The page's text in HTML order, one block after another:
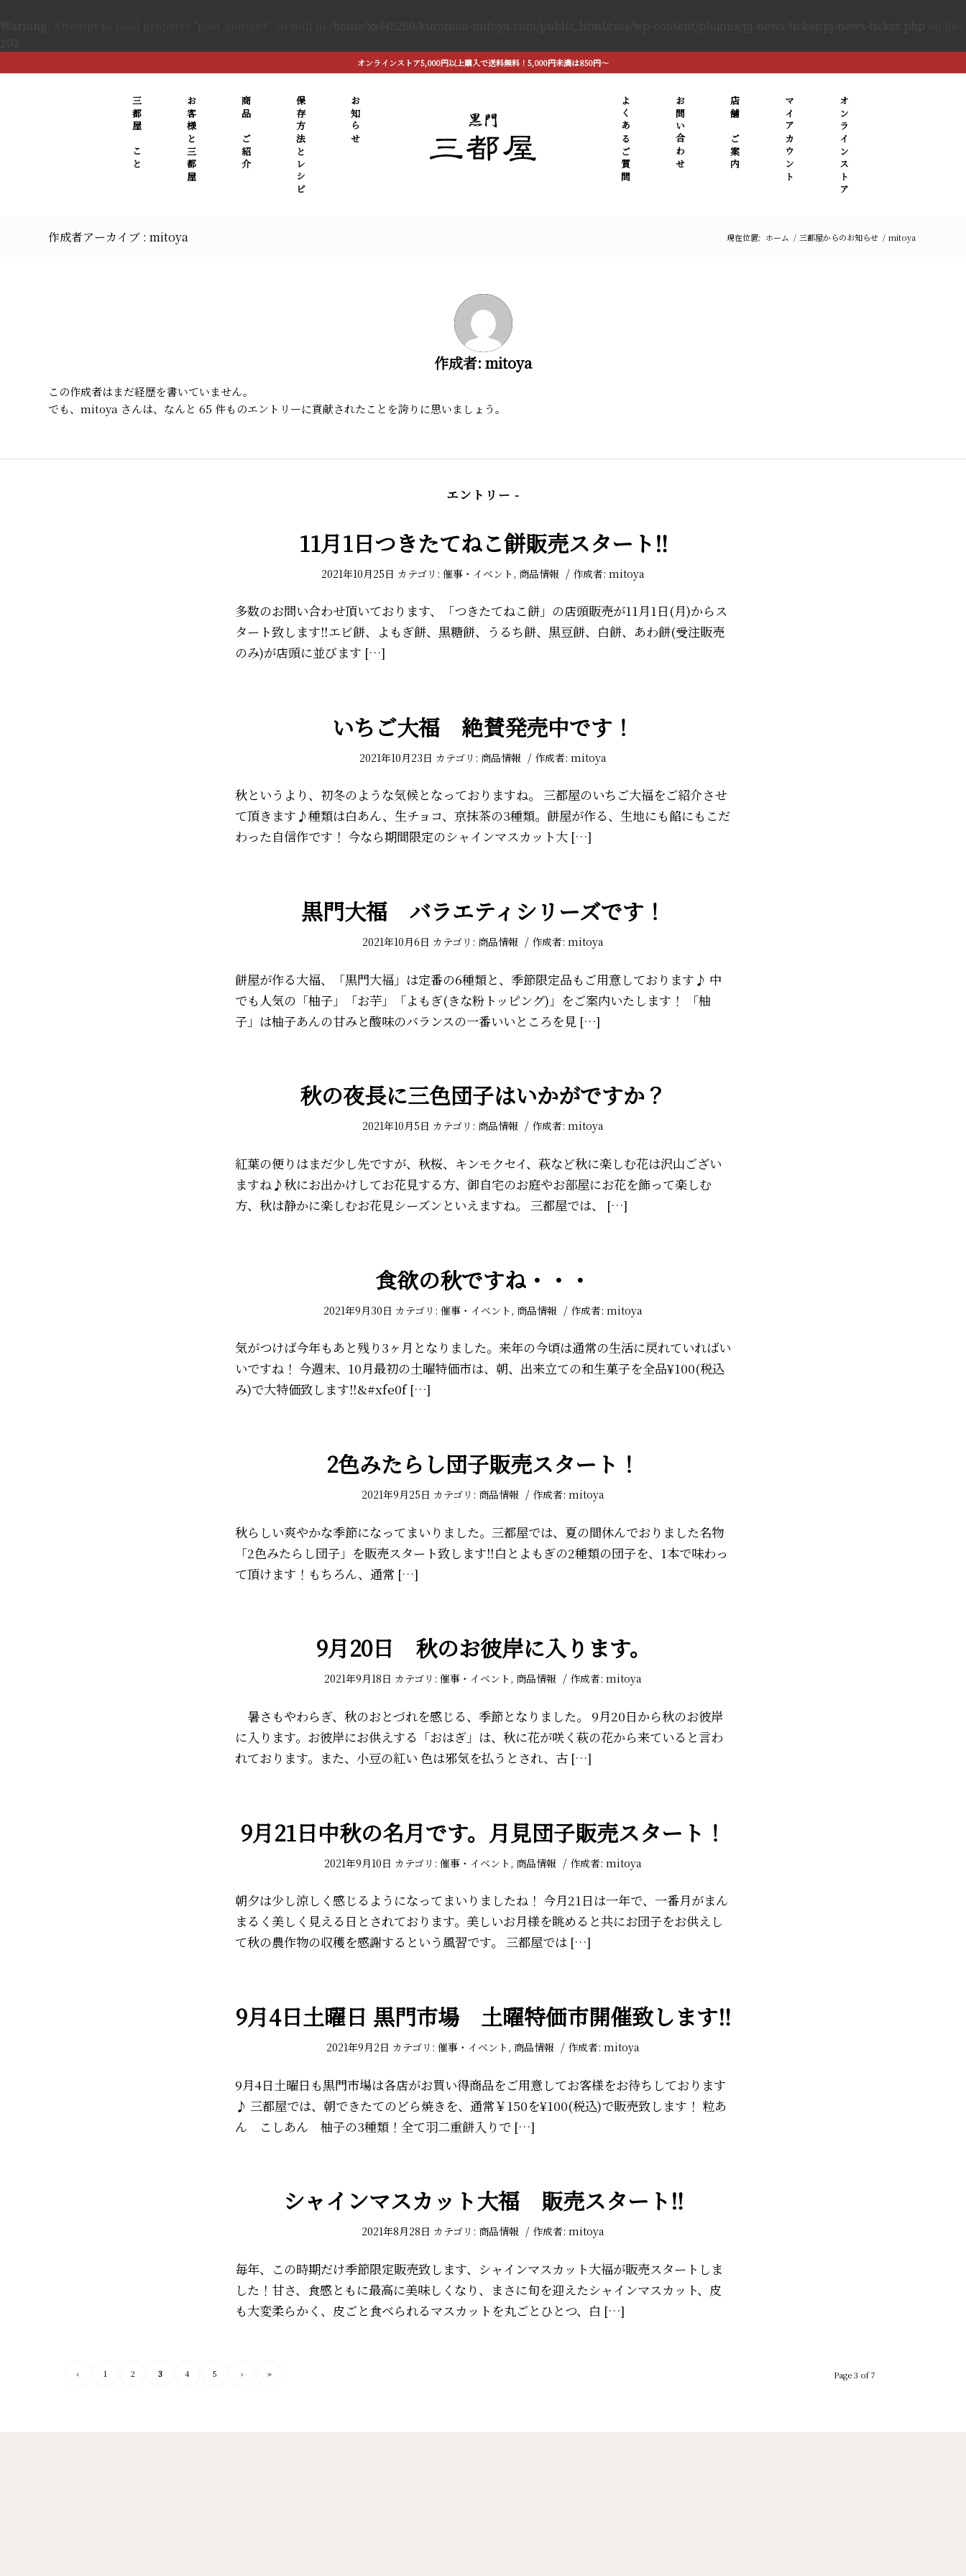
オンラインストア5,000円以上購入で送料無料！5,000円未満は850円〜
三都屋のこと お客様と三都屋 商品のご紹介 保存方法とレシピ お知らせ よくあるご質問 お問い合わせ 店舗のご案内 マイアカウント オンラインストア
作成者アーカイブ : mitoya 現在位置: ホーム / 三都屋からのお知らせ / mitoya
作成者: mitoya
この作成者はまだ経歴を書いていません。
でも、 mitoya さんは、なんと 65 件ものエントリーに貢献されたことを誇りに思いましょう。
エントリー -
11月1日つきたてねこ餅販売スタート‼️
2021年10月25日 カテゴリ: 催事・イベント , 商品情報 / 作成者: mitoya
多数のお問い合わせ頂いております、「つきたてねこ餅」の店頭販売が11月1日(月)からス
タート致します‼️エビ餅、よもぎ餅、黒糖餅、うるち餅、黒豆餅、白餅、あわ餅(受注販売
のみ)が店頭に並びます […]
いちご大福 絶賛発売中です！
2021年10月23日 カテゴリ: 商品情報 / 作成者: mitoya
秋というより、初冬のような気候となっておりますね。 三都屋のいちご大福をご紹介させ
て頂きます♪種類は白あん、生チョコ、京抹茶の3種類。餅屋が作る、生地にも餡にもこだ
わった自信作です！ 今なら期間限定のシャインマスカット大 […]
黒門大福 バラエティシリーズです！
2021年10月6日 カテゴリ: 商品情報 / 作成者: mitoya
餅屋が作る大福、「黒門大福」は定番の6種類と、季節限定品もご用意しております♪ 中
でも人気の「柚子」「お芋」「よもぎ(きな粉トッピング)」をご案内いたします！ 「柚
子」は柚子あんの甘みと酸味のバランスの一番いいところを見 […]
秋の夜長に三色団子はいかがですか？
2021年10月5日 カテゴリ: 商品情報 / 作成者: mitoya
紅葉の便りはまだ少し先ですが、秋桜、キンモクセイ、萩など秋に楽しむ花は沢山ござい
ますね♪秋にお出かけしてお花見する方、御自宅のお庭やお部屋にお花を飾って楽しむ
方、秋は静かに楽しむお花見シーズンといえますね。 三都屋では、 […]
食欲の秋ですね・・・
2021年9月30日 カテゴリ: 催事・イベント , 商品情報 / 作成者: mitoya
気がつけば今年もあと残り3ヶ月となりました。来年の今頃は通常の生活に戻れていればい
いですね！ 今週末、10月最初の土曜特価市は、朝、出来立ての和生菓子を全品¥100(税込
み)で大特価致します‼&#xfe0f […]
2色みたらし団子販売スタート！
2021年9月25日 カテゴリ: 商品情報 / 作成者: mitoya
秋らしい爽やかな季節になってまいりました。三都屋では、夏の間休んでおりました名物
「2色みたらし団子」を販売スタート致します‼️白とよもぎの2種類の団子を、1本で味わっ
て頂けます！もちろん、通常 […]
9月20日 秋のお彼岸に入ります。
2021年9月18日 カテゴリ: 催事・イベント , 商品情報 / 作成者: mitoya
暑さもやわらぎ、秋のおとづれを感じる、季節となりました。 9月20日から秋のお彼岸
に入ります。お彼岸にお供えする「おはぎ」は、秋に花が咲く萩の花から来ていると言わ
れております。また、小豆の紅い 色は邪気を払うとされ、古 […]
9月21日中秋の名月です。月見団子販売スタート！
2021年9月10日 カテゴリ: 催事・イベント , 商品情報 / 作成者: mitoya
朝夕は少し涼しく感じるようになってまいりましたね！ 今月21日は一年で、一番月がまん
まるく美しく見える日とされております。美しいお月様を眺めると共にお団子をお供えし
て秋の農作物の収穫を感謝するという風習です。 三都屋では […]
9月4日土曜日 黒門市場 土曜特価市開催致します‼️
2021年9月2日 カテゴリ: 催事・イベント , 商品情報 / 作成者: mitoya
9月4日土曜日も黒門市場は各店がお買い得商品をご用意してお客様をお待ちしております
♪ 三都屋では、朝できたてのどら焼きを、通常￥150を¥100(税込)で販売致します！ 粒あ
ん こしあん 柚子の3種類！全て羽二重餅入りで […]
シャインマスカット大福 販売スタート‼️
2021年8月28日 カテゴリ: 商品情報 / 作成者: mitoya
毎年、この時期だけ季節限定販売致します、シャインマスカット大福が販売スタートしま
した！甘さ、食感ともに最高に美味しくなり、まさに旬を迎えたシャインマスカット、皮
も大変柔らかく、皮ごと食べられるマスカットを丸ごとひとつ、白 […]
Page 3 of 7
‹ 1 2 3 4 5 › »